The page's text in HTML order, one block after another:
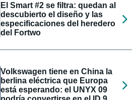
El Smart #2 se filtra: quedan al
descubierto el diseño y las
especificaciones del heredero
del Fortwo
Volkswagen tiene en China la
berlina eléctrica que Europa
está esperando: el UNYX 09